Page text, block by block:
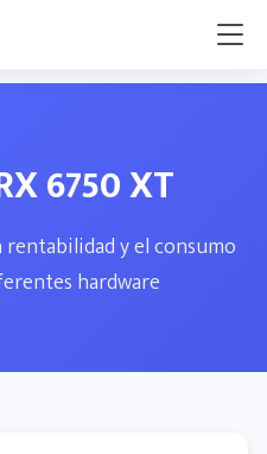
6750 XT
rentabilidad y el consumo
hardware